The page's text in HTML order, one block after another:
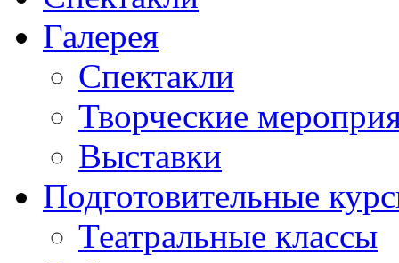
Галерея
Спектакли
Творческие
Выставки
Подготовительные
Театральные классы